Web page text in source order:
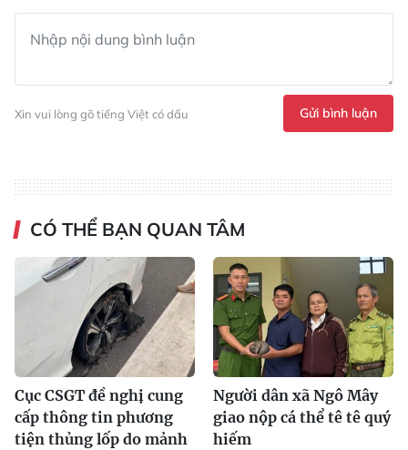
Xin vui lòng gõ tiếng Việt có dấu Gửi bình luận
CÓ THỂ BẠN QUAN TÂM
Cục CSGT đề nghị cung
cấp thông tin phương
tiện thủng lốp do mảnh
Người dân xã Ngô Mây
giao nộp cá thể tê tê quý
hiếm